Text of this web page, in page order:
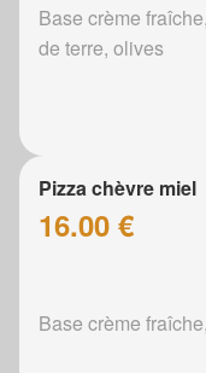
Base crème
de terre, olives
Pizza chèvre miel
16.00 €
Base crème